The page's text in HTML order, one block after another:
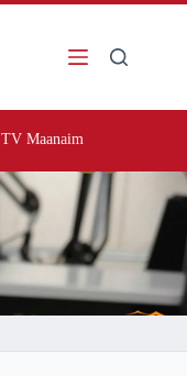
TV Maanaim